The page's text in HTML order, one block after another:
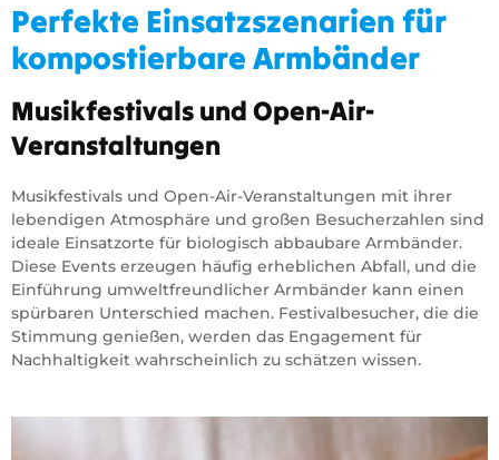
Perfekte Einsatzszenarien für
kompostierbare Armbänder
Musikfestivals und Open-Air-
Veranstaltungen
Musikfestivals und Open-Air-Veranstaltungen mit ihrer
lebendigen Atmosphäre und großen Besucherzahlen sind
ideale Einsatzorte für biologisch abbaubare Armbänder.
Diese Events erzeugen häufig erheblichen Abfall, und die
Einführung umweltfreundlicher Armbänder kann einen
spürbaren Unterschied machen. Festivalbesucher, die die
Stimmung genießen, werden das Engagement für
Nachhaltigkeit wahrscheinlich zu schätzen wissen.